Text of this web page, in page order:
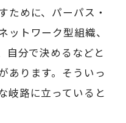
ために、パーパス・
ットワーク型組織、
自分で決めるなどと
あります。そういっ
岐路に立っていると